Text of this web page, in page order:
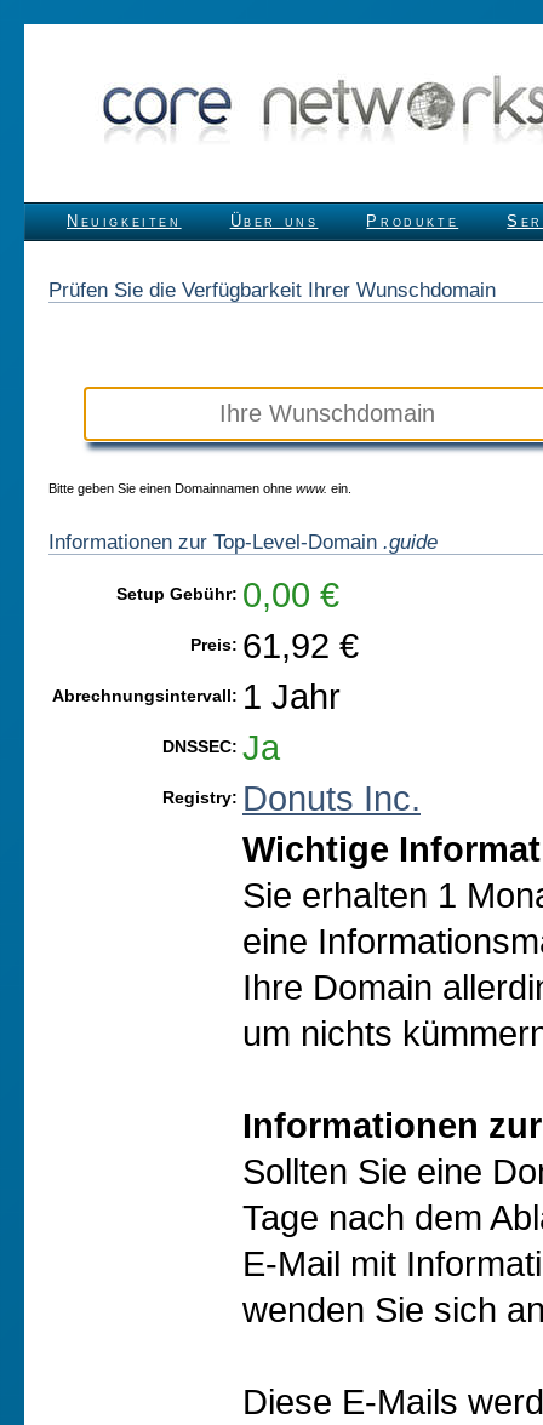
Neuigkeiten Über uns Produkte
Prüfen Sie die Verfügbarkeit Ihrer Wunschdomain
Bitte geben Sie einen Domainnamen ohne www. ein.
Informationen zur Top-Level-Domain .guide
Setup Gebühr: 0,00 €
Preis: 61,92 €
Abrechnungsintervall: 1 Jahr
DNSSEC: Ja
Registry: Donuts Inc.
Wichtige
Sie erhalten 1
eine
Ihre Domain
um nichts
Informationen
Sollten Sie eine
Tage nach dem
E-Mail mit
wenden Sie sich
Diese E-Mails